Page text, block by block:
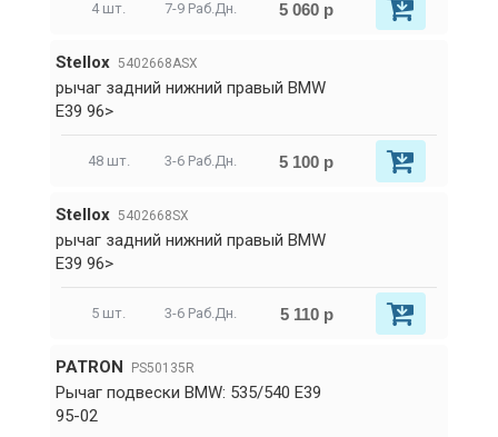
4 шт. 7-9 Раб.Дн. 5 060 р
Stellox 5402668ASX
рычаг задний нижний правый BMW
E39 96>
48 шт. 3-6 Раб.Дн. 5 100 р
Stellox 5402668SX
рычаг задний нижний правый BMW
E39 96>
5 шт. 3-6 Раб.Дн. 5 110 р
PATRON PS50135R
Рычаг подвески BMW: 535/540 E39
95-02